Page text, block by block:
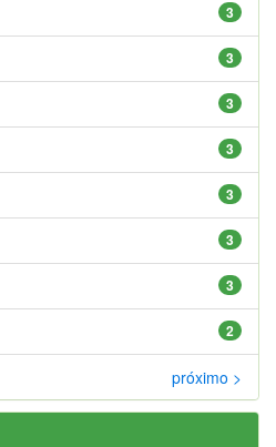
3
3
3
3
3
3
3
2
próximo >